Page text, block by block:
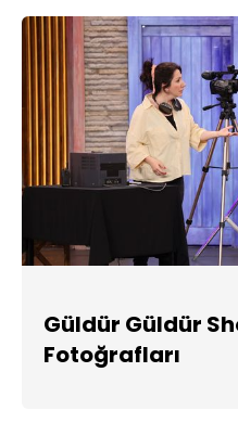
Güldür Güldür
Fotoğrafları